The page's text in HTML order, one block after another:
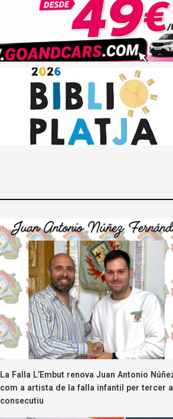
La Falla L’Embut renova Juan Antonio
com a artista de la falla infantil per tercer
consecutiu